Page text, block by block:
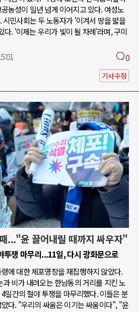
농성이 일년 넘게 이어지고 있다. 여성노
민사회는 두 노동자가 '이겨서 땅을 밟을
다. '이제는 우리가 빛이 될 차례'라며, 구미
0
기사수정
..."윤 끌어내릴 때까지 싸우자"
투쟁 마무리...11일, 다시 광화문으로
에 대한 체포영장을 재집행하지 않았다.
비가 내려오는 한남동의 거리를 지킨 노
일간의 철야 투쟁을 마무리했다. 이들은 분
다. "우리의 싸움은 이기는 싸움이다", "윤